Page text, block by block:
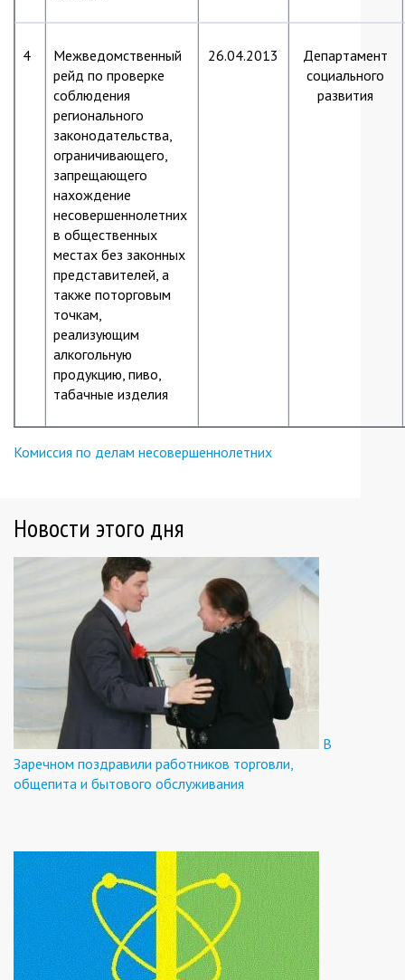
4
Межведомственный
рейд по проверке
соблюдения
регионального
законодательства,
ограничивающего,
запрещающего
нахождение
несовершеннолетних
в общественных
местах без законных
представителей, а
также поторговым
точкам,
реализующим
алкогольную
продукцию, пиво,
табачные изделия
26.04.2013
Департамент
социального
развития
Комиссия по делам несовершеннолетних
Новости этого дня
В
Заречном поздравили работников торговли,
общепита и бытового обслуживания